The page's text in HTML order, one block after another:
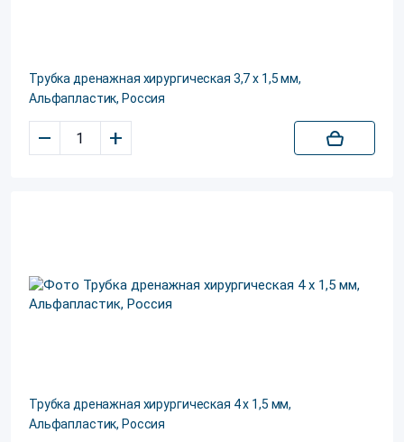
Трубка дренажная хирургическая 3,7 х 1,5 мм,
Альфапластик, Россия
– +
Трубка дренажная хирургическая 4 х 1,5 мм,
Альфапластик, Россия